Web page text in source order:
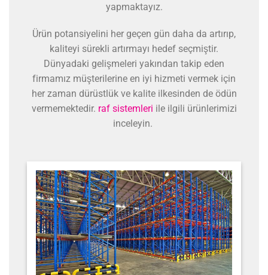
yapmaktayız.
Ürün potansiyelini her geçen gün daha da artırıp,
kaliteyi sürekli artırmayı hedef seçmiştir.
Dünyadaki gelişmeleri yakından takip eden
firmamız müşterilerine en iyi hizmeti vermek için
her zaman dürüstlük ve kalite ilkesinden de ödün
vermemektedir. raf sistemleri ile ilgili ürünlerimizi
inceleyin.